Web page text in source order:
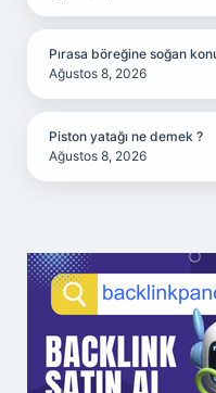
Pırasa böreğine soğan
Ağustos 8, 2026
Piston yatağı ne demek ?
Ağustos 8, 2026